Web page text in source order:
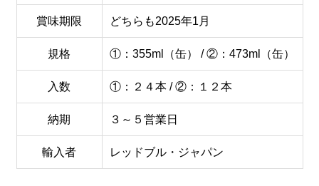
賞味期限 どちらも2025年1月
規格 ①：355ml（缶） / ②：473ml（缶）
入数 ①：２４本 / ②：１２本
納期 ３～５営業日
輸入者 レッドブル・ジャパン